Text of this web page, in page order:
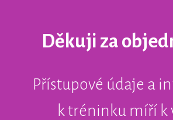
Děkuji za
Přístupové údaje a
k tréninku míří k